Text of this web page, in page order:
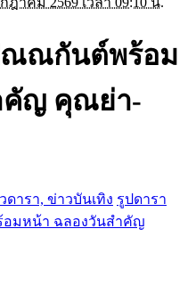
ณณกันต์พร้อม
คัญ คุณย่า-
ดารา, ข่าวบันเทิง รูปดารา
มหน้า ฉลองวันสำคัญ